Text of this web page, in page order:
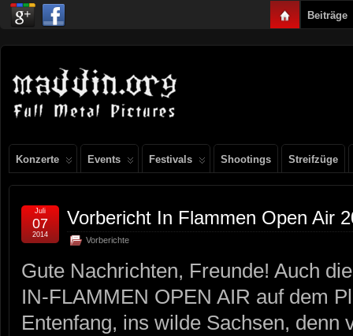
Beiträge
Konzerte Events Festivals Shootings Streifzüge
Vorbericht In Flammen Open Air
Vorberichte
Juli
07
2014
Gute Nachrichten, Freunde! Auch
IN-FLAMMEN OPEN AIR auf dem
Entenfang, ins wilde Sachsen, denn